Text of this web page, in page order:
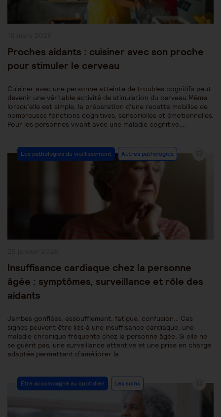
Proches aidants : cuisiner avec son proche
pour stimuler le cerveau
Cuisiner avec une personne atteinte de troubles cognitifs peut
devenir une véritable activité de stimulation du cerveau.Même
lorsqu’elle est simple, la préparation d’une recette mobilise de
nombreuses fonctions cognitives, sensorielles et émotionnelles.
Pour les personnes vivant avec une maladie cognitive,…
Post
Category:
Les pathologies du vieillissement Autres pathologies
Insuffisance cardiaque chez la personne
âgée : symptômes, surveillance et rôle des
aidants
Jambes gonflées, essoufflement, fatigue, confusion… Ces
signes peuvent être liés à une insuffisance cardiaque, une
maladie chronique fréquente chez la personne âgée. Si elle ne
se guérit pas, une surveillance attentive et une prise en charge
adaptée permettent d’améliorer la…
Post
Category:
Être accompagné au quotidien Les soins